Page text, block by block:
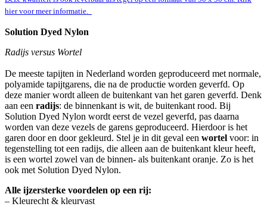
hier voor meer informatie.
Solution Dyed Nylon
Radijs versus Wortel
De meeste tapijten in Nederland worden geproduceerd met normale,
polyamide tapijtgarens, die na de productie worden geverfd. Op
deze manier wordt alleen de buitenkant van het garen geverfd. Denk
aan een radijs: de binnenkant is wit, de buitenkant rood. Bij
Solution Dyed Nylon wordt eerst de vezel geverfd, pas daarna
worden van deze vezels de garens geproduceerd. Hierdoor is het
garen door en door gekleurd. Stel je in dit geval een wortel voor: in
tegenstelling tot een radijs, die alleen aan de buitenkant kleur heeft,
is een wortel zowel van de binnen- als buitenkant oranje. Zo is het
ook met Solution Dyed Nylon.
Alle ijzersterke voordelen op een rij:
– Kleurecht & kleurvast